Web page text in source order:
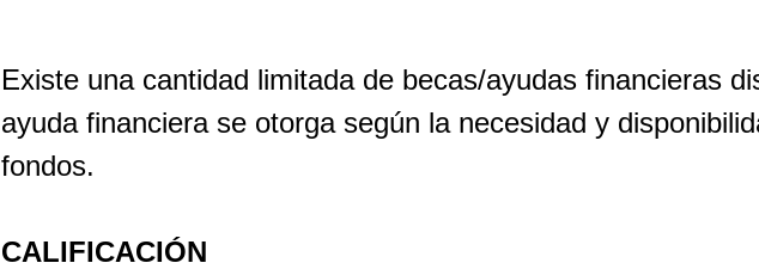
Existe una cantidad limitada de becas/ayudas financieras
ayuda financiera se otorga según la necesidad y
fondos.
CALIFICACIÓN